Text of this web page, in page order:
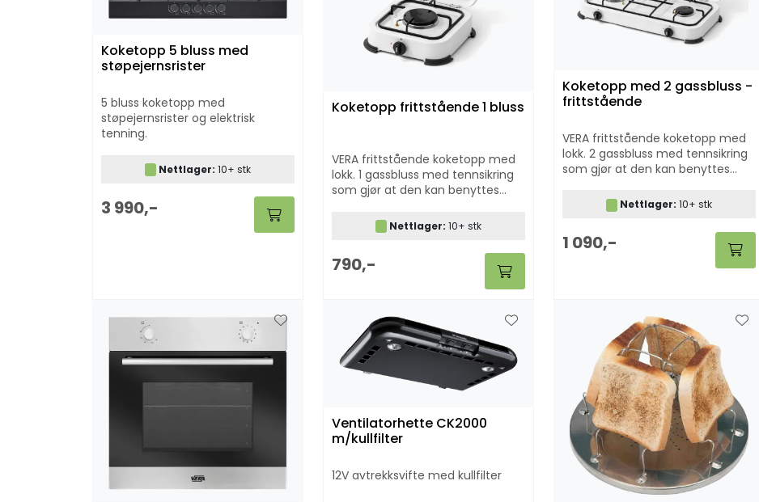
Koketopp 5 bluss med
støpejernsrister
5 bluss koketopp med
støpejernsrister og elektrisk
tenning.
Nettlager: 10+ stk
3 990,-
Koketopp frittstående 1 bluss
VERA frittstående koketopp med
lokk. 1 gassbluss med tennsikring
som gjør at den kan benyttes
Nettlager: 10+ stk
790,-
Koketopp med 2 gassbluss -
frittstående
VERA frittstående koketopp med
lokk. 2 gassbluss med tennsikring
som gjør at den kan benyttes
hytte, båt, camping & beredskap.
Nettlager: 10+ stk
1 090,-
Ventilatorhette CK2000
m/kullfilter
12V avtrekksvifte med kullfilter